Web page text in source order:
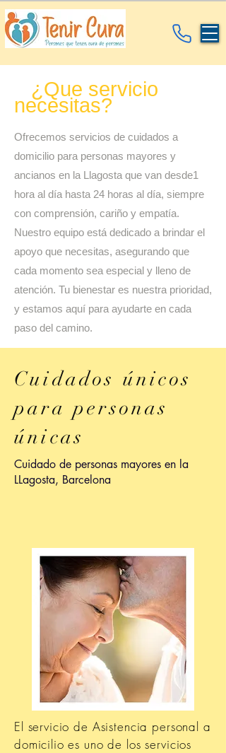
¿Que servicio
necesitas?
Ofrecemos servicios de cuidados a
domicilio para personas mayores y
ancianos en la Llagosta que van desde1
hora al día hasta 24 horas al día, siempre
con comprensión, cariño y empatía.
Nuestro equipo está dedicado a brindar el
apoyo que necesitas, asegurando que
cada momento sea especial y lleno de
atención. Tu bienestar es nuestra prioridad,
y estamos aquí para ayudarte en cada
paso del camino.
Cuidados únicos
para personas
únicas
Cuidado de personas mayores en la
LLagosta, Barcelona
El servicio de Asistencia personal a
domicilio es uno de los servicios